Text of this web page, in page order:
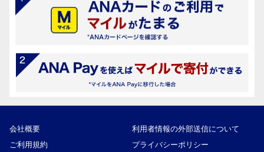
会社概要
利用者情報の外部送信について
ご利用規約
プライバシーポリシー